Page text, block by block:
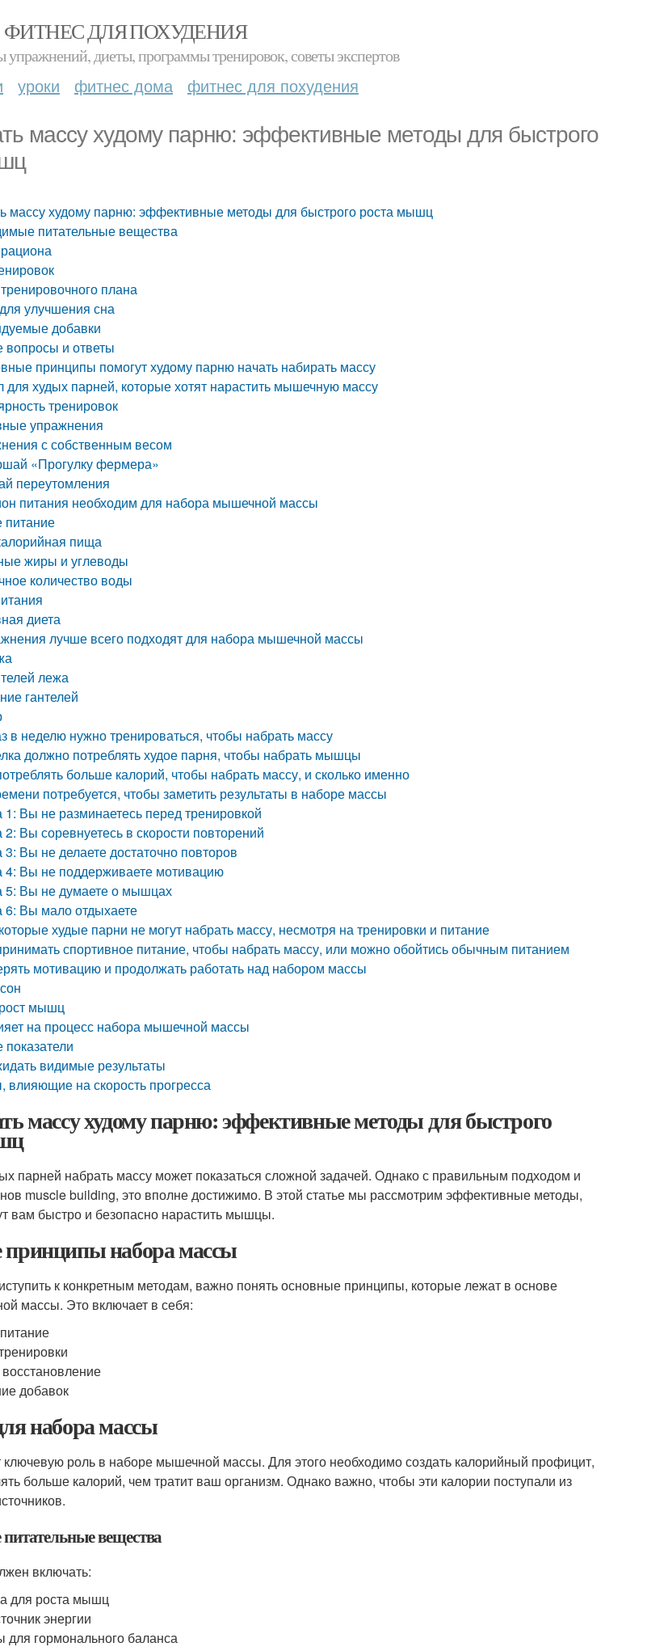
ФИТНЕС ДЛЯ ПОХУДЕНИЯ
диеты, программы тренировок, советы экспертов
уроки фитнес дома фитнес для похудения
массу худому парню: эффективные методы для быстрого
массу худому парню: эффективные методы для быстрого роста мышц
питательные вещества
плана
улучшения сна
добавки
и ответы
принципы помогут худому парню начать набирать массу
для худых парней, которые хотят нарастить мышечную массу
тренировок
упражнения
с собственным весом
«Прогулку фермера»
переутомления
питания необходим для набора мышечной массы
питание
пища
жиры и углеводы
количество воды
диета
лучше всего подходят для набора мышечной массы
лежа
гантелей
в неделю нужно тренироваться, чтобы набрать массу
должно потреблять худое парня, чтобы набрать мышцы
больше калорий, чтобы набрать массу, и сколько именно
потребуется, чтобы заметить результаты в наборе массы
Вы не разминаетесь перед тренировкой
Вы соревнуетесь в скорости повторений
Вы не делаете достаточно повторов
4: Вы не поддерживаете мотивацию
5: Вы не думаете о мышцах
6: Вы мало отдыхаете
худые парни не могут набрать массу, несмотря на тренировки и питание
спортивное питание, чтобы набрать массу, или можно обойтись обычным питанием
мотивацию и продолжать работать над набором массы
мышц
на процесс набора мышечной массы
видимые результаты
влияющие на скорость прогресса
массу худому парню: эффективные методы для быстрого
парней набрать массу может показаться сложной задачей. Однако с правильным подходом и
muscle building, это вполне достижимо. В этой статье мы рассмотрим эффективные методы,
вам быстро и безопасно нарастить мышцы.
набора массы
к конкретным методам, важно понять основные принципы, которые лежат в основе
массы. Это включает в себя:
добавок
набора массы
ключевую роль в наборе мышечной массы. Для этого необходимо создать калорийный профицит,
больше калорий, чем тратит ваш организм. Однако важно, чтобы эти калории поступали из
вещества
включать:
для роста мышц
энергии
гормонального баланса